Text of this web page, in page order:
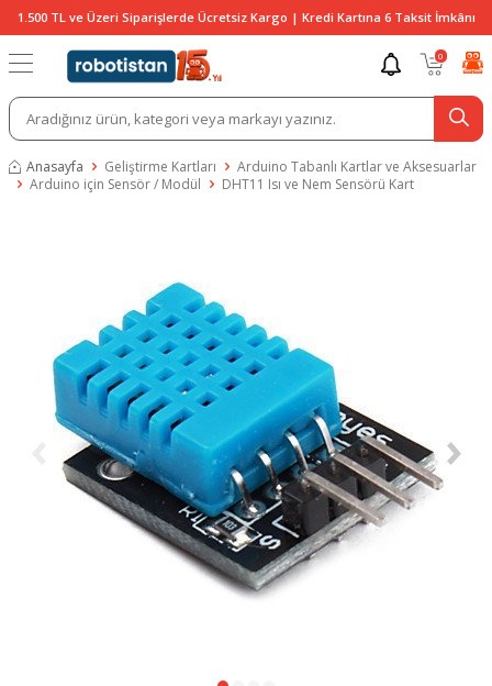
1.500 TL ve Üzeri Siparişlerde Ücretsiz Kargo | Kredi Kartına 6 Taksit İmkânı
0
Anasayfa Geliştirme Kartları
Arduino Tabanlı Kartlar ve Aksesuarlar
Arduino için Sensör / Modül
DHT11 Isı ve Nem Sensörü Kart